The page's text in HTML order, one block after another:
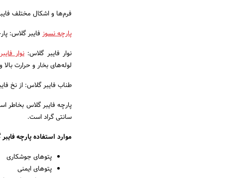
فرم‌ها و اشکال مختلف
پارچه نسوز فایبر گلاس:
نوار فایبر گلاس:نوار
لوله‌های بخار و حرارت بالا
طناب فایبر گلاس: از نخ
سانتی گراد است.
موارد استفاده پارچه
پتوهای جوشکاری
پتوهای ایمنی